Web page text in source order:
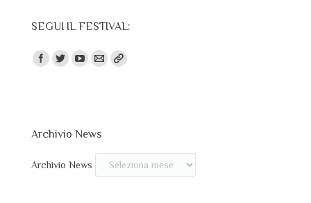
SEGUI IL FESTIVAL:
Trovaci su:
Archivio News
Archivio News